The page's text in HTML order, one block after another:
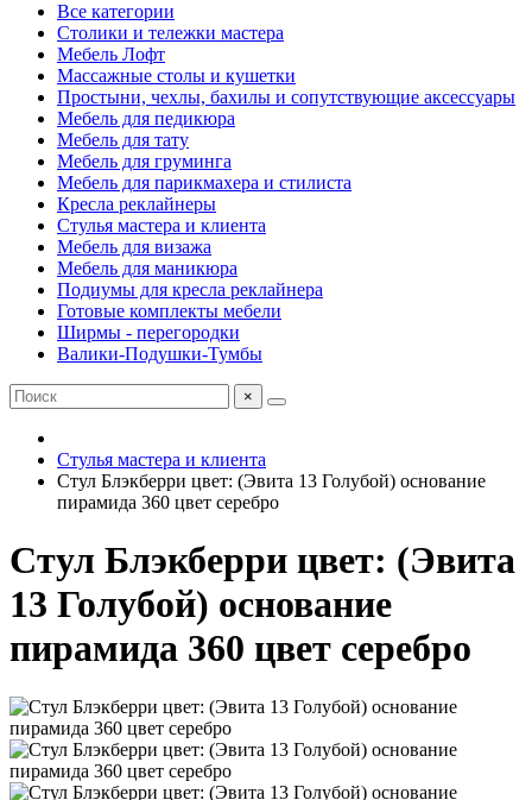
Все категории
Столики и тележки мастера
Мебель Лофт
Массажные столы и кушетки
Простыни, чехлы, бахилы и сопутствующие аксессуары
Мебель для педикюра
Мебель для тату
Мебель для груминга
Мебель для парикмахера и стилиста
Кресла реклайнеры
Стулья мастера и клиента
Мебель для визажа
Мебель для маникюра
Подиумы для кресла реклайнера
Готовые комплекты мебели
Ширмы - перегородки
Валики-Подушки-Тумбы
×
Стулья мастера и клиента
Стул Блэкберри цвет: (Эвита 13 Голубой) основание
пирамида 360 цвет серебро
Стул Блэкберри цвет: (Эвита
13 Голубой) основание
пирамида 360 цвет серебро